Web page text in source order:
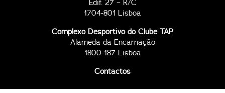
Edif. 27 – R/C
1704-801 Lisboa
Complexo Desportivo do Clube TAP
Alameda da Encarnação
1800-187 Lisboa
Contactos